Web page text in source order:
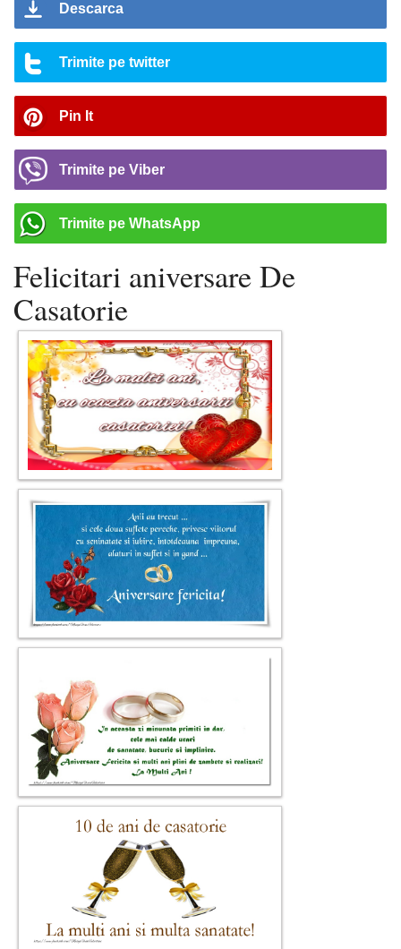
Descarca
Trimite pe twitter
Pin It
Trimite pe Viber
Trimite pe WhatsApp
Felicitari aniversare De
Casatorie